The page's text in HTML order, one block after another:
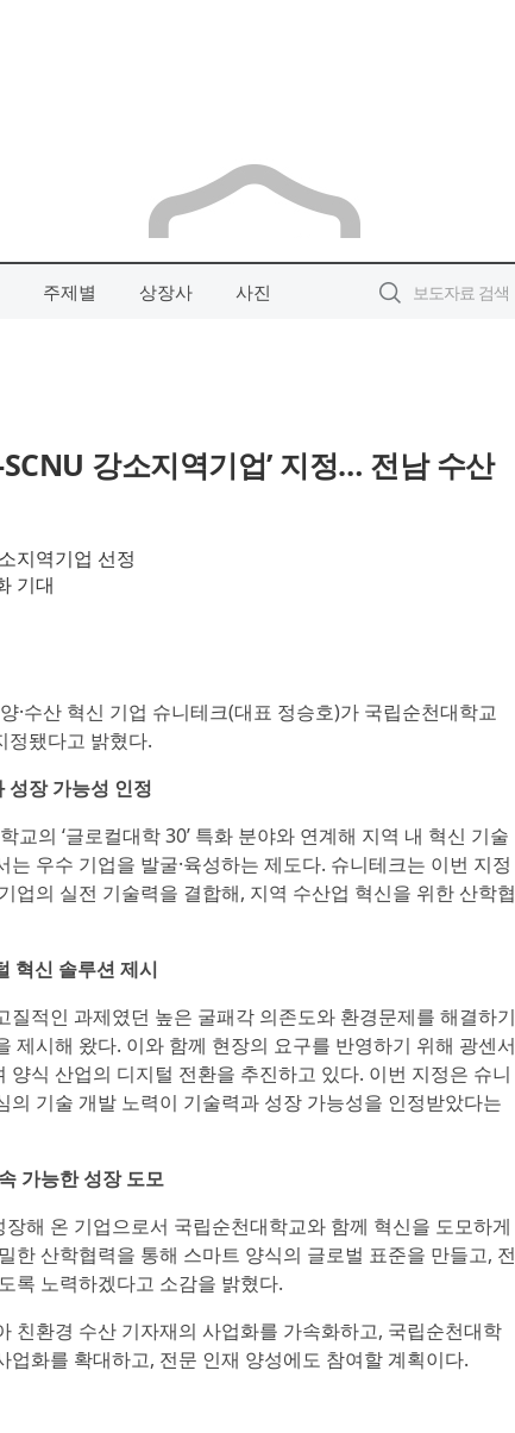
주제별 상장사 사진
강소지역기업’ 지정… 전남 수산
지역기업 선정
기대
·수산 혁신 기업 슈니테크(대표 정승호)가 국립순천대학교
정됐다고 밝혔다.
장 가능성 인정
교의 ‘글로컬대학 30’ 특화 분야와 연계해 지역 내 혁신 기술
우수 기업을 발굴·육성하는 제도다. 슈니테크는 이번 지정
업의 실전 기술력을 결합해, 지역 수산업 혁신을 위한 산학협
혁신 솔루션 제시
적인 과제였던 높은 굴패각 의존도와 환경문제를 해결하기
제시해 왔다. 이와 함께 현장의 요구를 반영하기 위해 광센서
식 산업의 디지털 전환을 추진하고 있다. 이번 지정은 슈니
기술 개발 노력이 기술력과 성장 가능성을 인정받았다는
가능한 성장 도모
해 온 기업으로서 국립순천대학교와 함께 혁신을 도모하게
한 산학협력을 통해 스마트 양식의 글로벌 표준을 만들고, 전
록 노력하겠다고 소감을 밝혔다.
친환경 수산 기자재의 사업화를 가속화하고, 국립순천대학
화를 확대하고, 전문 인재 양성에도 참여할 계획이다.